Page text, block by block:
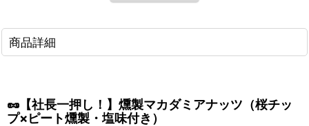
商品詳細
🥜【社長一押し！】燻製マカダミアナッツ（桜チッ
プ×ピート燻製・塩味付き）